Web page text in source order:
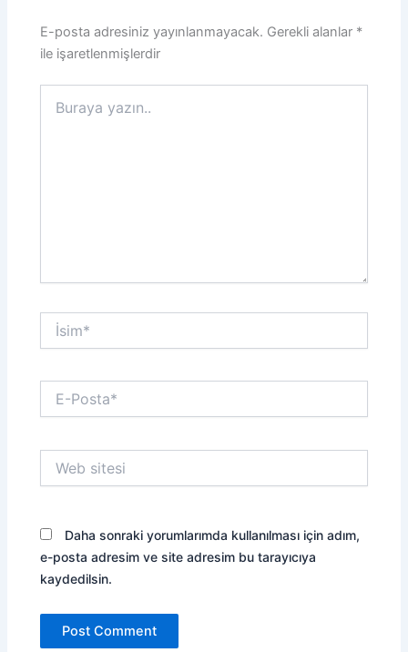
E-posta adresiniz yayınlanmayacak. Gerekli alanlar *
ile işaretlenmişlerdir
yazın..
İsim*
Posta*
sitesi
Daha sonraki yorumlarımda kullanılması için adım,
e-posta adresim ve site adresim bu tarayıcıya
kaydedilsin.